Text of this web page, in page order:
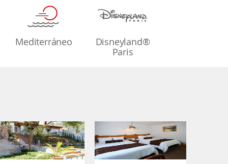
Mediterráneo
Disneyland®
Paris